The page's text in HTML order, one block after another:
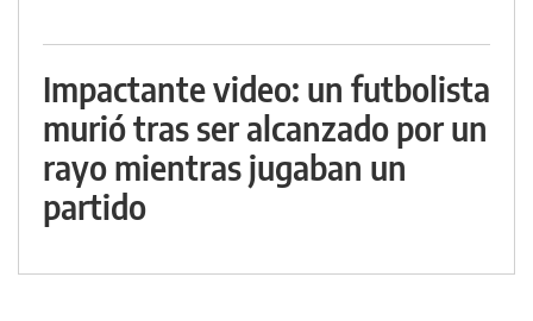
Impactante video: un futbolista
murió tras ser alcanzado por un
rayo mientras jugaban un
partido